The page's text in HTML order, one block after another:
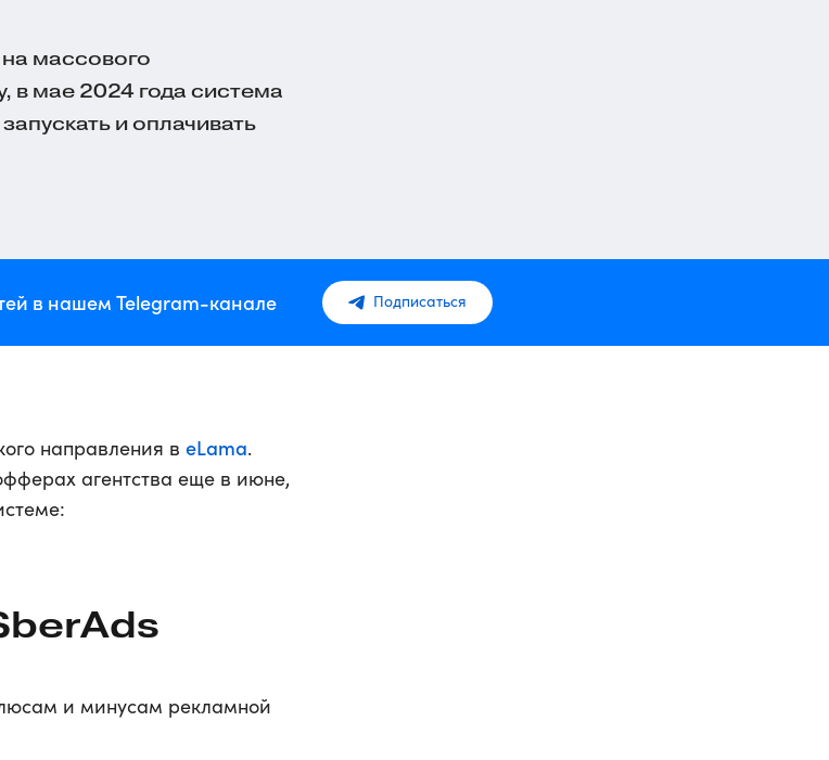
массового
в мае 2024 года система
и оплачивать
в нашем Telegram-канале Подписаться
направления в eLama.
агентства еще в июне,
и минусам рекламной